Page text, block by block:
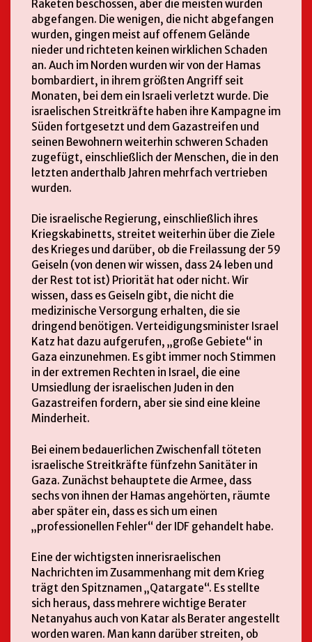
Raketen beschossen, aber die meisten wurden
abgefangen. Die wenigen, die nicht abgefangen
wurden, gingen meist auf offenem Gelände
nieder und richteten keinen wirklichen Schaden
an. Auch im Norden wurden wir von der Hamas
bombardiert, in ihrem größten Angriff seit
Monaten, bei dem ein Israeli verletzt wurde. Die
israelischen Streitkräfte haben ihre Kampagne im
Süden fortgesetzt und dem Gazastreifen und
seinen Bewohnern weiterhin schweren Schaden
zugefügt, einschließlich der Menschen, die in den
letzten anderthalb Jahren mehrfach vertrieben
wurden.
Die israelische Regierung, einschließlich ihres
Kriegskabinetts, streitet weiterhin über die Ziele
des Krieges und darüber, ob die Freilassung der 59
Geiseln (von denen wir wissen, dass 24 leben und
der Rest tot ist) Priorität hat oder nicht. Wir
wissen, dass es Geiseln gibt, die nicht die
medizinische Versorgung erhalten, die sie
dringend benötigen. Verteidigungsminister Israel
Katz hat dazu aufgerufen, „große Gebiete“ in
Gaza einzunehmen. Es gibt immer noch Stimmen
in der extremen Rechten in Israel, die eine
Umsiedlung der israelischen Juden in den
Gazastreifen fordern, aber sie sind eine kleine
Minderheit.
Bei einem bedauerlichen Zwischenfall töteten
israelische Streitkräfte fünfzehn Sanitäter in
Gaza. Zunächst behauptete die Armee, dass
sechs von ihnen der Hamas angehörten, räumte
aber später ein, dass es sich um einen
„professionellen Fehler“ der IDF gehandelt habe.
Eine der wichtigsten innerisraelischen
Nachrichten im Zusammenhang mit dem Krieg
trägt den Spitznamen „Qatargate“. Es stellte
sich heraus, dass mehrere wichtige Berater
Netanyahus auch von Katar als Berater angestellt
worden waren. Man kann darüber streiten, ob